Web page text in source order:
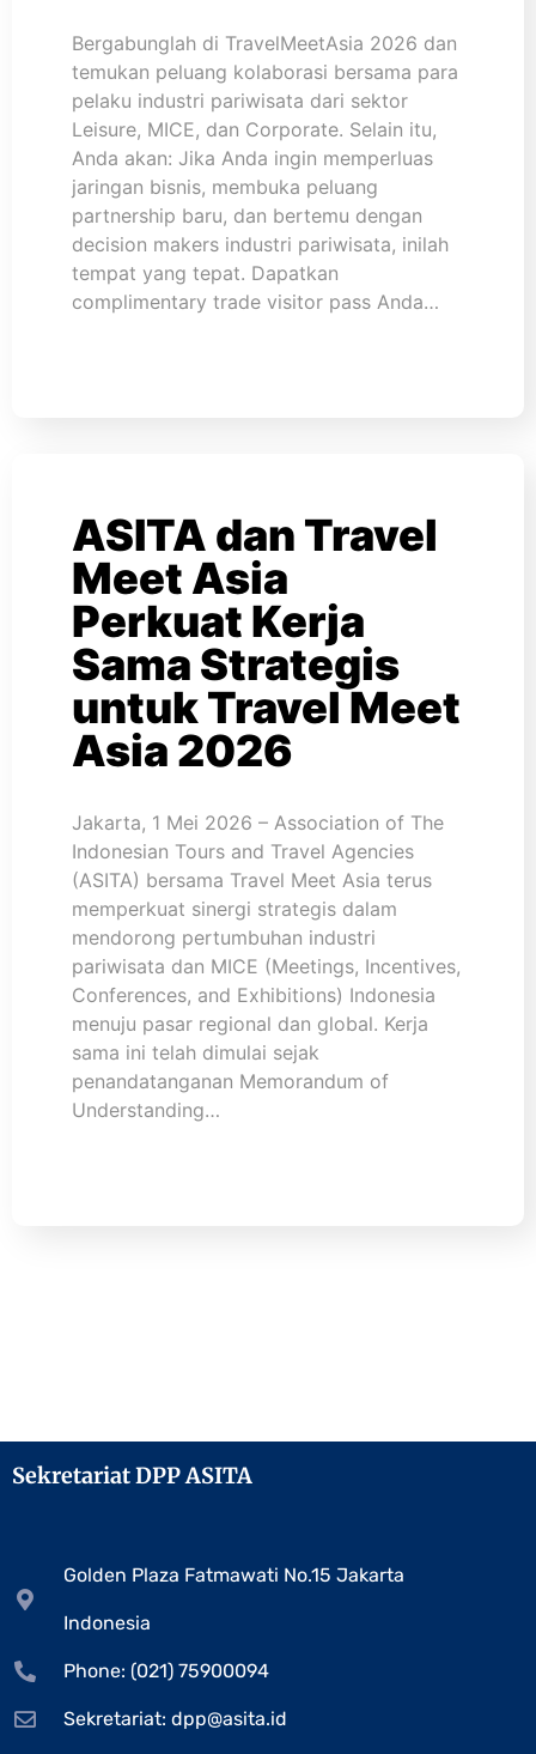
Bergabunglah di TravelMeetAsia 2026 dan
temukan peluang kolaborasi bersama para
pelaku industri pariwisata dari sektor
Leisure, MICE, dan Corporate. Selain itu,
Anda akan: Jika Anda ingin memperluas
jaringan bisnis, membuka peluang
partnership baru, dan bertemu dengan
decision makers industri pariwisata, inilah
tempat yang tepat. Dapatkan
complimentary trade visitor pass Anda…
ASITA dan Travel
Meet Asia
Perkuat Kerja
Sama Strategis
untuk Travel Meet
Asia 2026
Jakarta, 1 Mei 2026 – Association of The
Indonesian Tours and Travel Agencies
(ASITA) bersama Travel Meet Asia terus
memperkuat sinergi strategis dalam
mendorong pertumbuhan industri
pariwisata dan MICE (Meetings, Incentives,
Conferences, and Exhibitions) Indonesia
menuju pasar regional dan global. Kerja
sama ini telah dimulai sejak
penandatanganan Memorandum of
Understanding…
Sekretariat DPP ASITA
Golden Plaza Fatmawati No.15 Jakarta
Indonesia
Phone: (021) 75900094
Sekretariat: dpp@asita.id